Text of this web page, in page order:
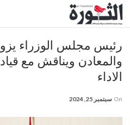
رئيس مجلس الوزراء
والمعادن ويناقش مع
الاداء
On سبتمبر 25, 2024